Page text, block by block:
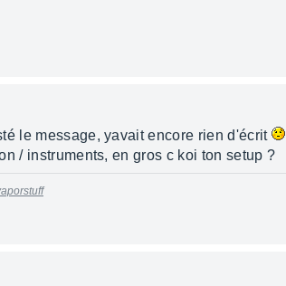
le message, yavait encore rien d'écrit
/ instruments, en gros c koi ton setup ?